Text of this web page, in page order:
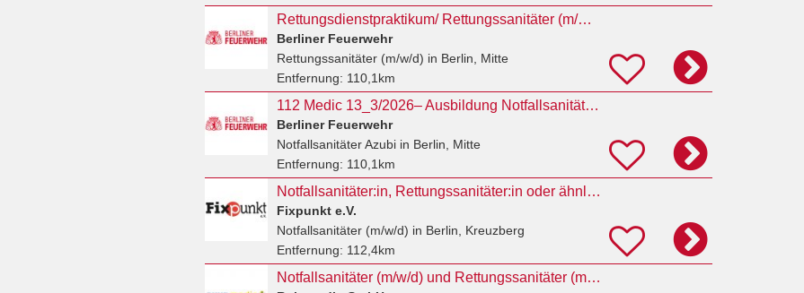
Rettungsdienstpraktikum/ Rettungssanitäter (m/w/d)
Berliner Feuerwehr
Rettungssanitäter (m/w/d) in Berlin, Mitte
Entfernung: 110,1km
112 Medic 13_3/2026– Ausbildung Notfallsanitäterin / Notfallsanitäter auch als Kombiausbildung
Berliner Feuerwehr
Notfallsanitäter Azubiin Berlin, Mitte
Entfernung: 110,1km
Notfallsanitäter:in, Rettungssanitäter:in oder ähnliche Qualifikation für das
Fixpunkt e.V.
Notfallsanitäter (m/w/d) in Berlin, Kreuzberg
Entfernung: 112,4km
Notfallsanitäter (m/w/d) und Rettungssanitäter (m/w/d) für den Standort Rostock